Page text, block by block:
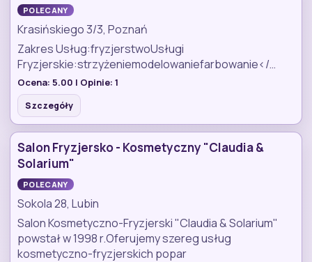
POLECANY
Krasińskiego 3/3, Poznań
Zakres Usług:fryzjerstwoUsługi
Fryzjerskie:strzyżeniemodelowaniefarbowanie</…
Ocena: 5.00 | Opinie: 1
Szczegóły
Salon Fryzjersko - Kosmetyczny "Claudia &
Solarium"
POLECANY
Sokola 28, Lubin
Salon Kosmetyczno-Fryzjerski "Claudia & Solarium"
powstał w 1998 r.Oferujemy szereg usług
kosmetyczno-fryzjerskich popar